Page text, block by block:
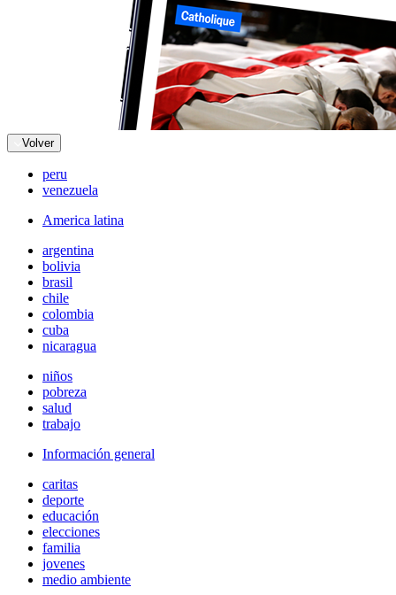
Volver
peru
venezuela
America latina
argentina
bolivia
brasil
chile
colombia
cuba
nicaragua
niños
pobreza
salud
trabajo
Información general
caritas
deporte
educación
elecciones
familia
jovenes
medio ambiente